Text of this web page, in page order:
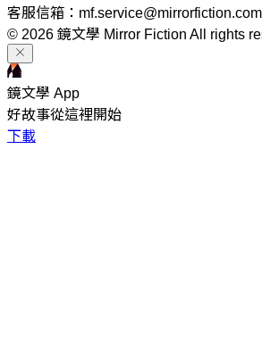
客服信箱：mf.service@mirrorfiction.com
© 2026 鏡文學 Mirror Fiction All rights
鏡文學 App
好故事從這裡開始
下載